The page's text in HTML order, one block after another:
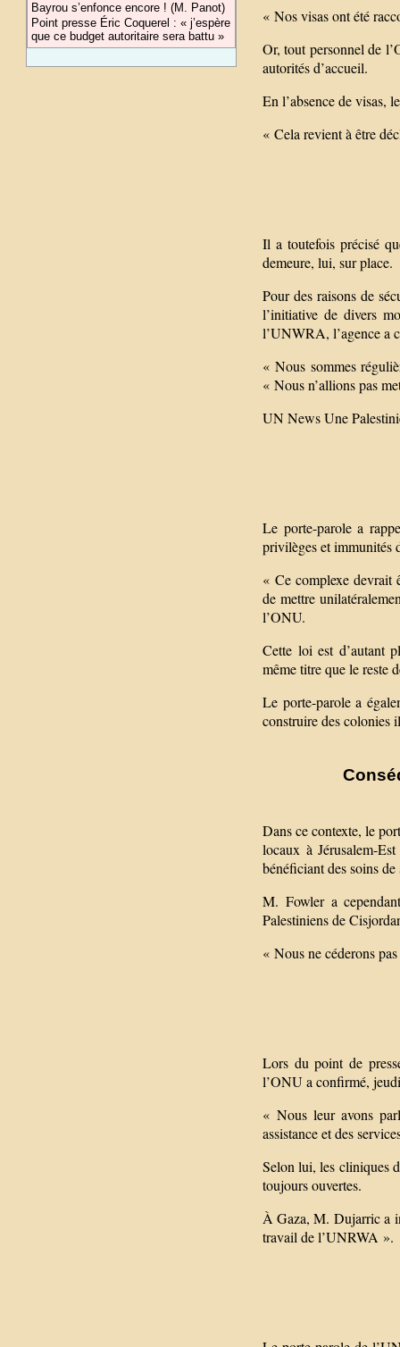
Bayrou s’enfonce encore ! (M. Panot)
Point presse Éric Coquerel : « j’espère
que ce budget autoritaire sera battu »
« Nos visas ont été
Or, tout personnel de
autorités d’accueil.
En l’absence de visas,
« Cela revient à être
Il a toutefois précisé
demeure, lui, sur place.
Pour des raisons de
l’initiative de divers
l’UNWRA, l’agence a
« Nous sommes
« Nous n’allions pas
UN News Une
Le porte-parole a
privilèges et immunités
« Ce complexe devrait
de mettre
l’ONU.
Cette loi est d’autant
même titre que le reste
Le porte-parole a
construire des colonies
Dans ce contexte, le
locaux à Jérusalem-
bénéficiant des soins de
M. Fowler a
Palestiniens de
« Nous ne céderons
Lors du point de
l’ONU a confirmé,
« Nous leur avons
assistance et des
Selon lui, les cliniques
toujours ouvertes.
À Gaza, M. Dujarric a
travail de l’UNRWA ».